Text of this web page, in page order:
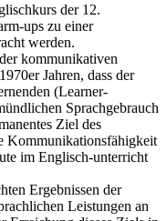
der 12.
ups zu einer
werden.
kommunikativen
Jahren, dass der
(Learner-
Sprachgebrauch
Ziel des
Kommunikationsfähigkeit
im Englisch-unterricht
Ergebnissen der
Leistungen an